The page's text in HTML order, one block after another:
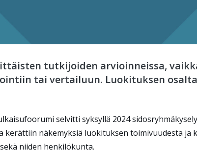
tutkijoiden arvioinneissa,
tai vertailuun. Luokituksen
selvitti syksyllä 2024
kerättiin näkemyksiä luokituksen toimivuudesta ja
niiden henkilökunta.